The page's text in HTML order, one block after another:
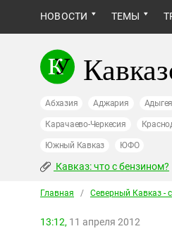
НОВОСТИ ТЕМЫ
Абхазия Аджария Адыгея
Карачаево-Черкесия
Южный Кавказ ЮФО
Кавказ: что с бензином?
Главная / Северный Кавказ -
13:12, 11 апреля 2012